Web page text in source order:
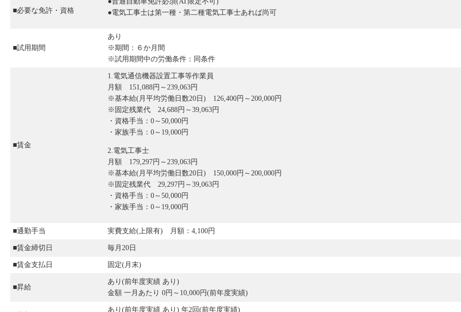
■必要な免許・資格
●電気工事士は第一種・第二種電気工事士あれば尚可
■試用期間
あり
※期間：６か月間
※試用期間中の労働条件：同条件
■賃金
1.電気通信機器設置工事等作業員
月額 151,088円～239,063円
※基本給(月平均労働日数20日) 126,400円～200,000円
※固定残業代 24,688円～39,063円
・資格手当：0～50,000円
・家族手当：0～19,000円
2.電気工事士
月額 179,297円～239,063円
※基本給(月平均労働日数20日) 150,000円～200,000円
※固定残業代 29,297円～39,063円
・資格手当：0～50,000円
・家族手当：0～19,000円
■通勤手当 実費支給(上限有) 月額：4,100円
■賃金締切日 毎月20日
■賃金支払日 固定(月末)
■昇給
あり(前年度実績 あり)
金額 一月あたり 0円～10,000円(前年度実績)
あり(前年度実績 あり) 年2回(前年度実績)